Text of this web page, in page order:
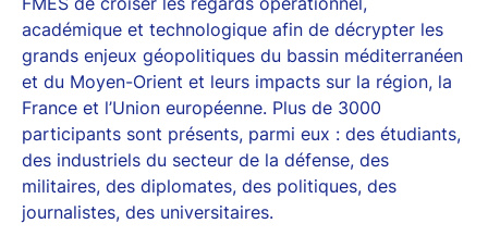
académique et technologique afin de décrypter les
grands enjeux géopolitiques du bassin méditerranéen
et du Moyen-Orient et leurs impacts sur la région, la
France et l’Union européenne. Plus de 3000
participants sont présents, parmi eux : des étudiants,
des industriels du secteur de la défense, des
militaires, des diplomates, des politiques, des
journalistes, des universitaires.